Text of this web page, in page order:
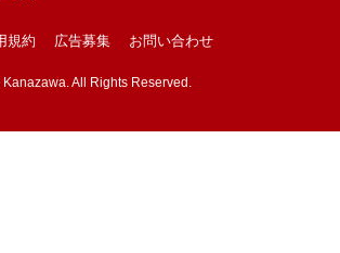
規約 広告募集 お問い合わせ
All Rights Reserved.